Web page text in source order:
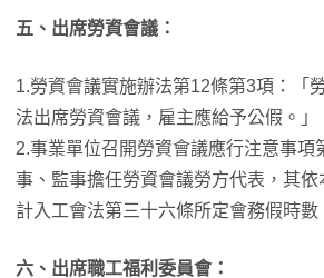
五、出席勞資會議：
1.勞資會議實施辦法第12條第3項：「
法出席勞資會議，雇主應給予公假。」
2.事業單位召開勞資會議應行注意事項
事、監事擔任勞資會議勞方代表，其
計入工會法第三十六條所定會務假時數
六、出席職工福利委員會：